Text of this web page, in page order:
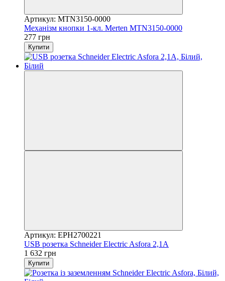
Артикул: MTN3150-0000
Механізм кнопки 1-кл. Merten MTN3150-0000
277 грн
Купити
Артикул: EPH2700221
USB розетка Schneider Electric Asfora 2,1A
1 632 грн
Купити